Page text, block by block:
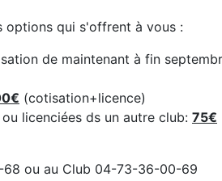
options qui s'offrent à vous :
de maintenant à fin
(cotisation+licence)
licenciées ds un autre club: 75€
68 ou au Club 04-73-36-00-69